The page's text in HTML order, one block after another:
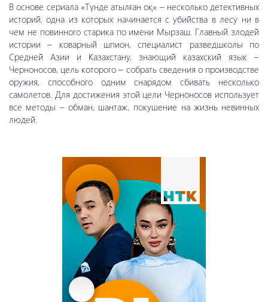
В основе сериала «Түнде атылған оқ» – несколько детективных
историй, одна из которых начинается с убийства в лесу ни в
чем не повинного старика по имени Мырзаш. Главный злодей
истории – коварный шпион, специалист разведшколы по
Средней Азии и Казахстану, знающий казахский язык –
Черноносов, цель которого – собрать сведения о производстве
оружия, способного одним снарядом сбивать несколько
самолетов. Для достижения этой цели Черноносов использует
все методы – обман, шантаж, покушение на жизнь невинных
людей.